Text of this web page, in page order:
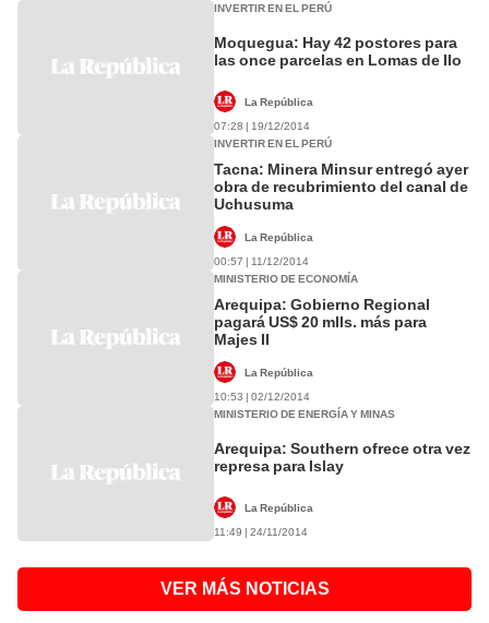
INVERTIR EN EL PERÚ
Moquegua: Hay 42 postores para
las once parcelas en Lomas de Ilo
La República
07:28 | 19/12/2014
INVERTIR EN EL PERÚ
Tacna: Minera Minsur entregó ayer
obra de recubrimiento del canal de
Uchusuma
La República
00:57 | 11/12/2014
MINISTERIO DE ECONOMÍA
Arequipa: Gobierno Regional
pagará US$ 20 mlls. más para
Majes II
La República
10:53 | 02/12/2014
MINISTERIO DE ENERGÍA Y MINAS
Arequipa: Southern ofrece otra vez
represa para Islay
La República
11:49 | 24/11/2014
VER MÁS NOTICIAS